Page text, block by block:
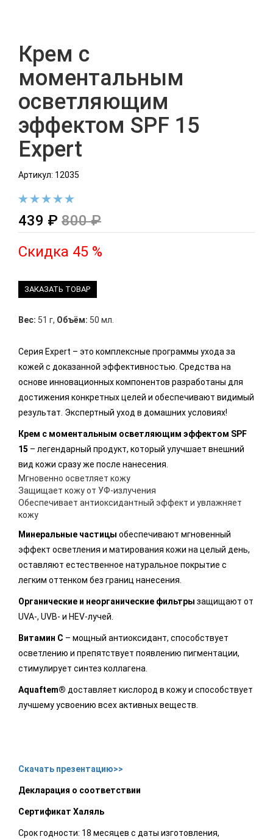
Крем с
моментальным
осветляющим
эффектом SPF 15
Expert
Артикул: 12035
439 ₽ 800 ₽
Скидка 45 %
ЗАКАЗАТЬ ТОВАР
Вес: 51 г, Объём: 50 мл.
Серия Expert – это комплексные программы ухода за
кожей с доказанной эффективностью. Средства на
основе инновационных компонентов разработаны для
достижения конкретных целей и обеспечивают видимый
результат. Экспертный уход в домашних условиях!
Крем с моментальным осветляющим эффектом SPF
15 – легендарный продукт, который улучшает внешний
вид кожи сразу же после нанесения.
Мгновенно осветляет кожу
Защищает кожу от УФ-излучения
Обеспечивает антиоксидантный эффект и увлажняет
кожу
Минеральные частицы обеспечивают мгновенный
эффект осветления и матирования кожи на целый день,
оставляют естественное натуральное покрытие с
легким оттенком без границ нанесения.
Органические и неорганические фильтры защищают от
UVA-, UVB- и HEV-лучей.
Витамин С – мощный антиоксидант, способствует
осветлению и препятствует появлению пигментации,
стимулирует синтез коллагена.
Aquaftem® доставляет кислород в кожу и способствует
лучшему усвоению всех активных веществ.
Скачать презентацию>>
Декларация о соответствии
Сертификат Халяль
Срок годности: 18 месяцев с даты изготовления,